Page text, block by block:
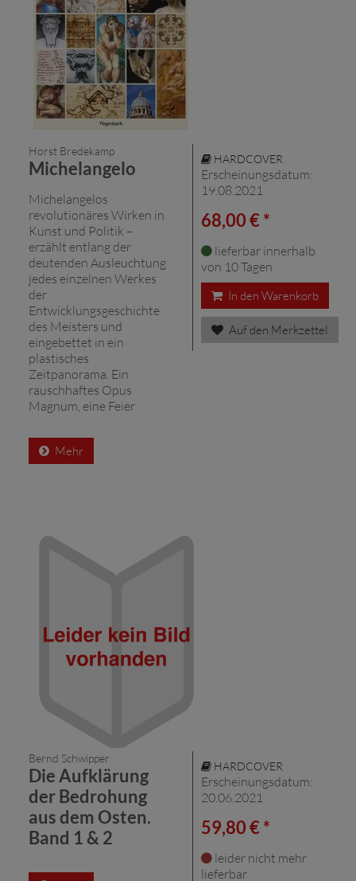
Horst Bredekamp
Michelangelo
Michelangelos
revolutionäres Wirken in
Kunst und Politik –
erzählt entlang der
deutenden Ausleuchtung
jedes einzelnen Werkes
der
Entwicklungsgeschichte
des Meisters und
eingebettet in ein
plastisches
Zeitpanorama. Ein
rauschhaftes Opus
Magnum, eine Feier
Mehr
HARDCOVER
Erscheinungsdatum:
19.08.2021
68,00 € *
lieferbar innerhalb
von 10 Tagen
In den Warenkorb
Auf den Merkzettel
Bernd Schwipper
Die Aufklärung
der Bedrohung
aus dem Osten.
Band 1 & 2
HARDCOVER
Erscheinungsdatum:
20.06.2021
59,80 € *
leider nicht mehr
lieferbar